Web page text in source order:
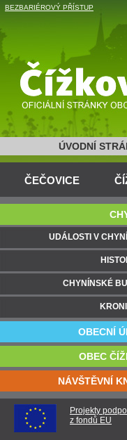
BEZBARIÉROVÝ PŘÍSTUP
ÚVODNÍ
ČEČOVICE
UDÁLOSTI V
CHYNÍNSKÉ
OBECNÍ
OBEC
NÁVŠTĚVNÍ
Projekty
z fondů EU